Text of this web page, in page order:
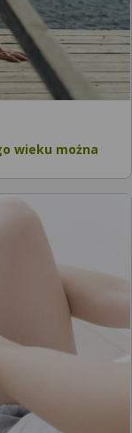
wieku można